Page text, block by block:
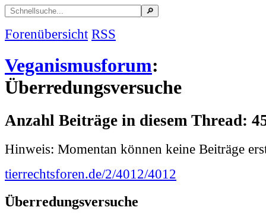
Forenübersicht RSS
Veganismusforum:
Überredungsversuche
Anzahl Beiträge in diesem Thread:
Hinweis: Momentan können keine Beiträge
tierrechtsforen.de/2/4012/4012
Überredungsversuche